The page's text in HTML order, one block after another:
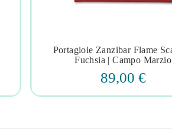
   
Portagioie Zanzibar Flame
Fuchsia | Campo Marzio
89,00 €